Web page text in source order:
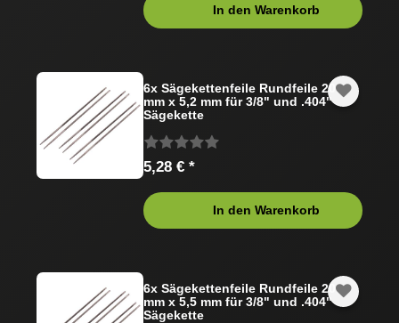
In den Warenkorb
6x Sägekettenfeile Rundfeile 200
mm x 5,2 mm für 3/8" und .404"
Sägekette
5,28 € *
In den Warenkorb
6x Sägekettenfeile Rundfeile 200
mm x 5,5 mm für 3/8" und .404"
Sägekette